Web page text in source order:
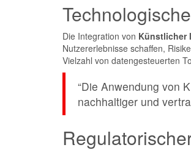
Die Integration von Künstlicher
Nutzererlebnisse schaffen,
Vielzahl von datengesteuerten
“Die Anwendung von
nachhaltiger und